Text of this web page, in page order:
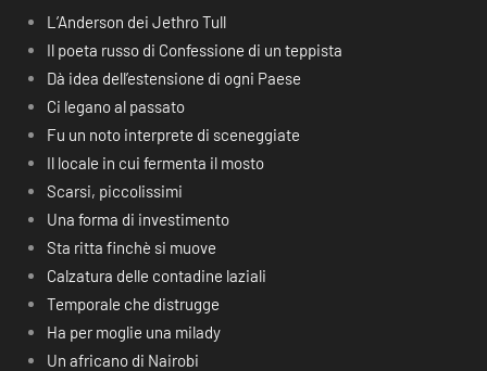
L’Anderson dei Jethro Tull
Il poeta russo di Confessione di un teppista
Dà idea dell’estensione di ogni Paese
Ci legano al passato
Fu un noto interprete di sceneggiate
Il locale in cui fermenta il mosto
Scarsi, piccolissimi
Una forma di investimento
Sta ritta finchè si muove
Calzatura delle contadine laziali
Temporale che distrugge
Ha per moglie una milady
Un africano di Nairobi